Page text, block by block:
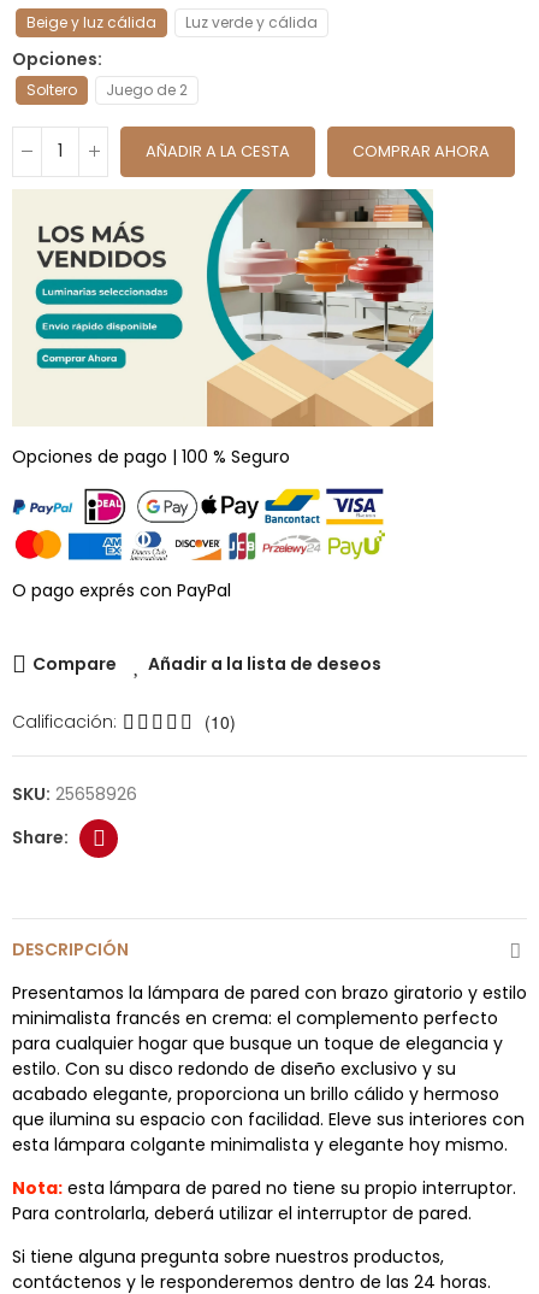
Beige y luz cálida Luz verde y cálida
Opciones
Soltero Juego de 2
AÑADIR A LA CESTA COMPRAR AHORA
Opciones de pago | 100 % Seguro
O pago exprés con PayPal
Compare Añadir a la lista de deseos
Calificación: (10)
SKU: 25658926
DESCRIPCIÓN
Presentamos la lámpara de pared con brazo giratorio y estilo
minimalista francés en crema: el complemento perfecto
para cualquier hogar que busque un toque de elegancia y
estilo. Con su disco redondo de diseño exclusivo y su
acabado elegante, proporciona un brillo cálido y hermoso
que ilumina su espacio con facilidad. Eleve sus interiores con
esta lámpara colgante minimalista y elegante hoy mismo.
Nota: esta lámpara de pared no tiene su propio interruptor.
Para controlarla, deberá utilizar el interruptor de pared.
Si tiene alguna pregunta sobre nuestros productos,
contáctenos y le responderemos dentro de las 24 horas.